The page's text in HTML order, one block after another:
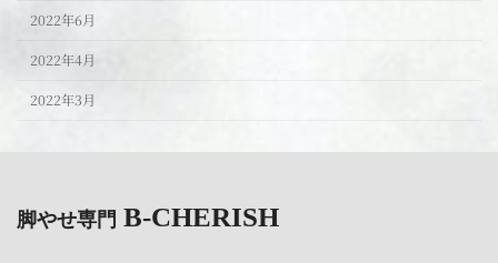
2022年6月
2022年4月
2022年3月
脚やせ専門 B-CHERISH